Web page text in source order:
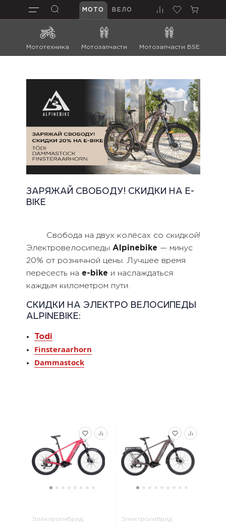
МОТО ВЕЛО
Мототехника Мотозапчасти Мотозапчасти BSE
ЗАРЯЖАЙ СВОБОДУ! СКИДКИ НА E-
BIKE
Электровелосипеды Alpinebike — минус
20% от розничной цены. Лучшее время
пересесть на e-bike и наслаждаться
СКИДКИ НА ЭЛЕКТРО ВЕЛОСИПЕДЫ
ALPINEBIKE:
Todi
Finsteraarhorn
Dammastock
Электрогибрид Электрогибрид